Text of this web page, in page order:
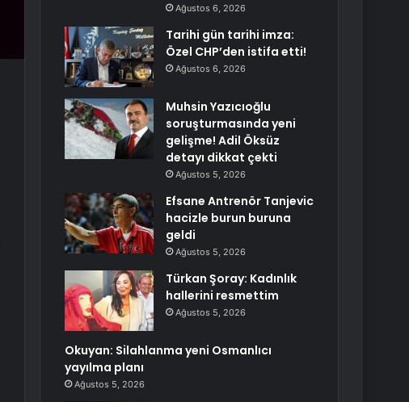
Ağustos 6, 2026
Tarihi gün tarihi imza:
Özel CHP’den istifa etti!
Ağustos 6, 2026
Muhsin Yazıcıoğlu
soruşturmasında yeni
gelişme! Adil Öksüz
detayı dikkat çekti
Ağustos 5, 2026
Efsane Antrenör Tanjevic
hacizle burun buruna
geldi
Ağustos 5, 2026
Türkan Şoray: Kadınlık
hallerini resmettim
Ağustos 5, 2026
Okuyan: Silahlanma yeni Osmanlıcı
yayılma planı
Ağustos 5, 2026